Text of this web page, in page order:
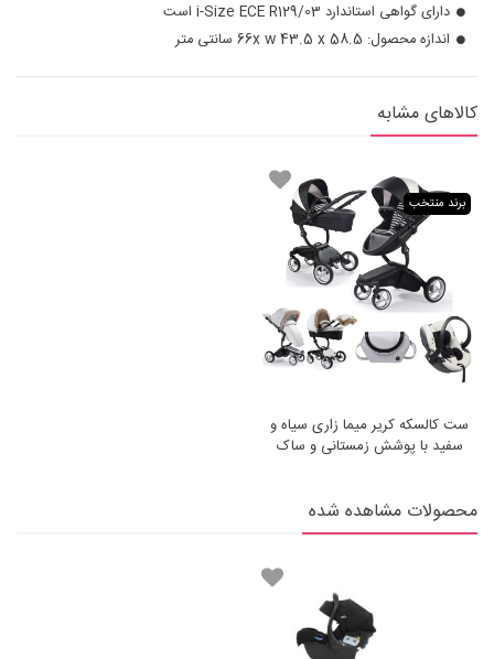
دارای گواهی استاندارد i-Size ECE R129/03 است
اندازه محصول: 66x w 43.5 x 58.5 سانتی متر
کالاهای مشابه
برند منتخب
ست کالسکه کریر میما زاری سیاه و
سفید با پوشش زمستانی و ساک
محصولات مشاهده شده